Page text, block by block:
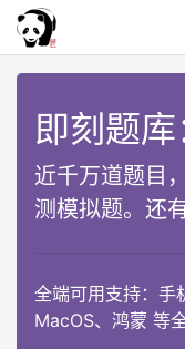
即刻题
近千万道题目
测模拟题。还
全端可用支持：手
MacOS、鸿蒙 等